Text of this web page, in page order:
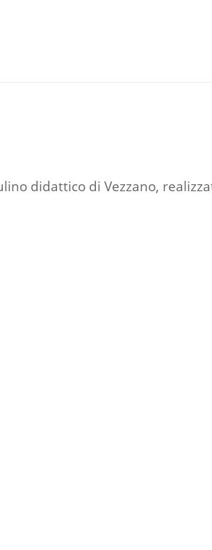
didattico di Vezzano,